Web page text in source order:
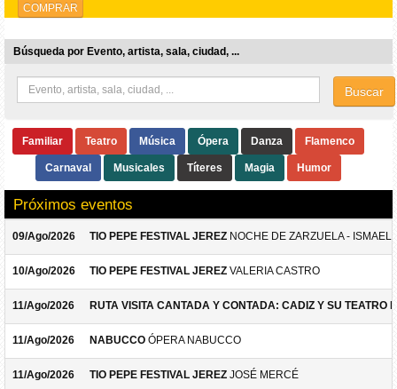
COMPRAR
Búsqueda por Evento, artista, sala, ciudad, ...
Buscar
Familiar Teatro Música Ópera Danza Flamenco
Carnaval Musicales Títeres Magia Humor
Próximos eventos
09/Ago/2026 TIO PEPE FESTIVAL JEREZ NOCHE DE ZARZUELA -
10/Ago/2026 TIO PEPE FESTIVAL JEREZ VALERIA CASTRO
11/Ago/2026 RUTA VISITA CANTADA Y CONTADA: CADIZ Y SU TEATRO
11/Ago/2026 NABUCCO ÓPERA NABUCCO
11/Ago/2026 TIO PEPE FESTIVAL JEREZ JOSÉ MERCÉ